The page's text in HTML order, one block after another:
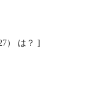
） は？ ]